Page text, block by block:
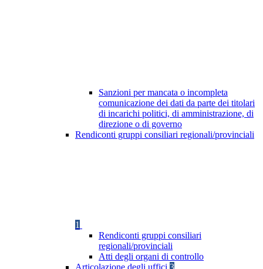
Sanzioni per mancata o incompleta
comunicazione dei dati da parte dei titolari
di incarichi politici, di amministrazione, di
direzione o di governo
Rendiconti gruppi consiliari regionali/provinciali
1
Rendiconti gruppi consiliari
regionali/provinciali
Atti degli organi di controllo